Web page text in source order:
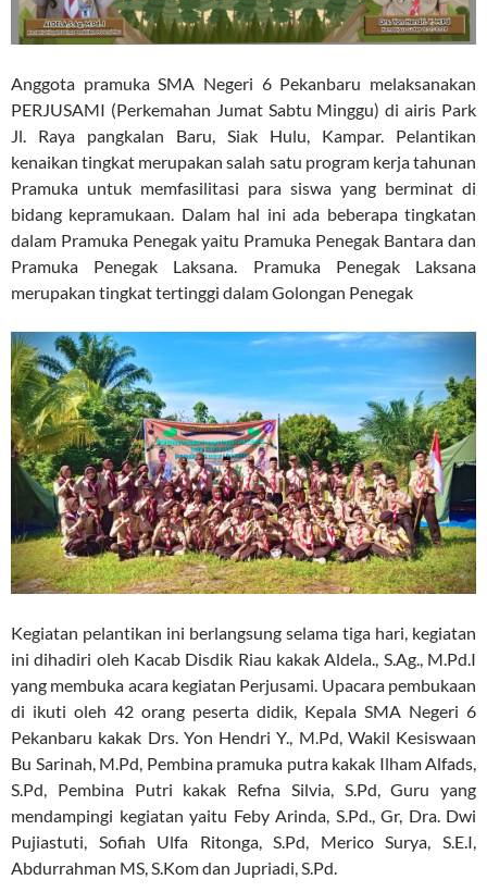
Anggota pramuka SMA Negeri 6 Pekanbaru melaksanakan
PERJUSAMI (Perkemahan Jumat Sabtu Minggu) di airis Park
Jl. Raya pangkalan Baru, Siak Hulu, Kampar. Pelantikan
kenaikan tingkat merupakan salah satu program kerja tahunan
Pramuka untuk memfasilitasi para siswa yang berminat di
bidang kepramukaan. Dalam hal ini ada beberapa tingkatan
dalam Pramuka Penegak yaitu Pramuka Penegak Bantara dan
Pramuka Penegak Laksana. Pramuka Penegak Laksana
merupakan tingkat tertinggi dalam Golongan Penegak
Kegiatan pelantikan ini berlangsung selama tiga hari, kegiatan
ini dihadiri oleh Kacab Disdik Riau kakak Aldela., S.Ag., M.Pd.I
yang membuka acara kegiatan Perjusami. Upacara pembukaan
di ikuti oleh 42 orang peserta didik, Kepala SMA Negeri 6
Pekanbaru kakak Drs. Yon Hendri Y., M.Pd, Wakil Kesiswaan
Bu Sarinah, M.Pd, Pembina pramuka putra kakak Ilham Alfads,
S.Pd, Pembina Putri kakak Refna Silvia, S.Pd, Guru yang
mendampingi kegiatan yaitu Feby Arinda, S.Pd., Gr, Dra. Dwi
Pujiastuti, Sofiah Ulfa Ritonga, S.Pd, Merico Surya, S.E.I,
Abdurrahman MS, S.Kom dan Jupriadi, S.Pd.